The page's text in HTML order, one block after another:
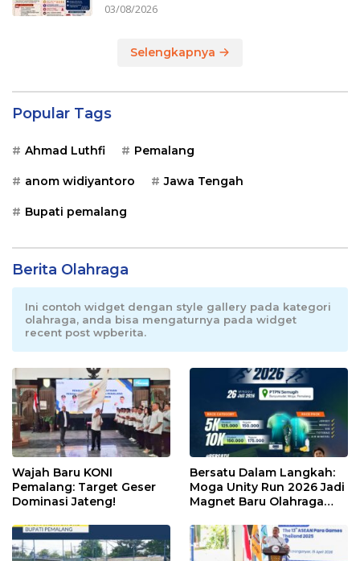
03/08/2026
Selengkapnya
Popular Tags
Ahmad Luthfi Pemalang
anom widiyantoro Jawa Tengah
Bupati pemalang
Berita Olahraga
Ini contoh widget dengan style gallery pada kategori
olahraga, anda bisa mengaturnya pada widget
recent post wpberita.
Wajah Baru KONI
Pemalang: Target Geser
Dominasi Jateng!
Bersatu Dalam Langkah:
Moga Unity Run 2026 Jadi
Magnet Baru Olahraga